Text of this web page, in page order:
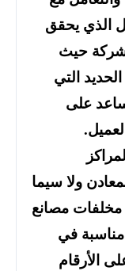
الذي يحقق
حيث
التي
على
ولا سيما
مخلفات مصانع
في
الأرقام